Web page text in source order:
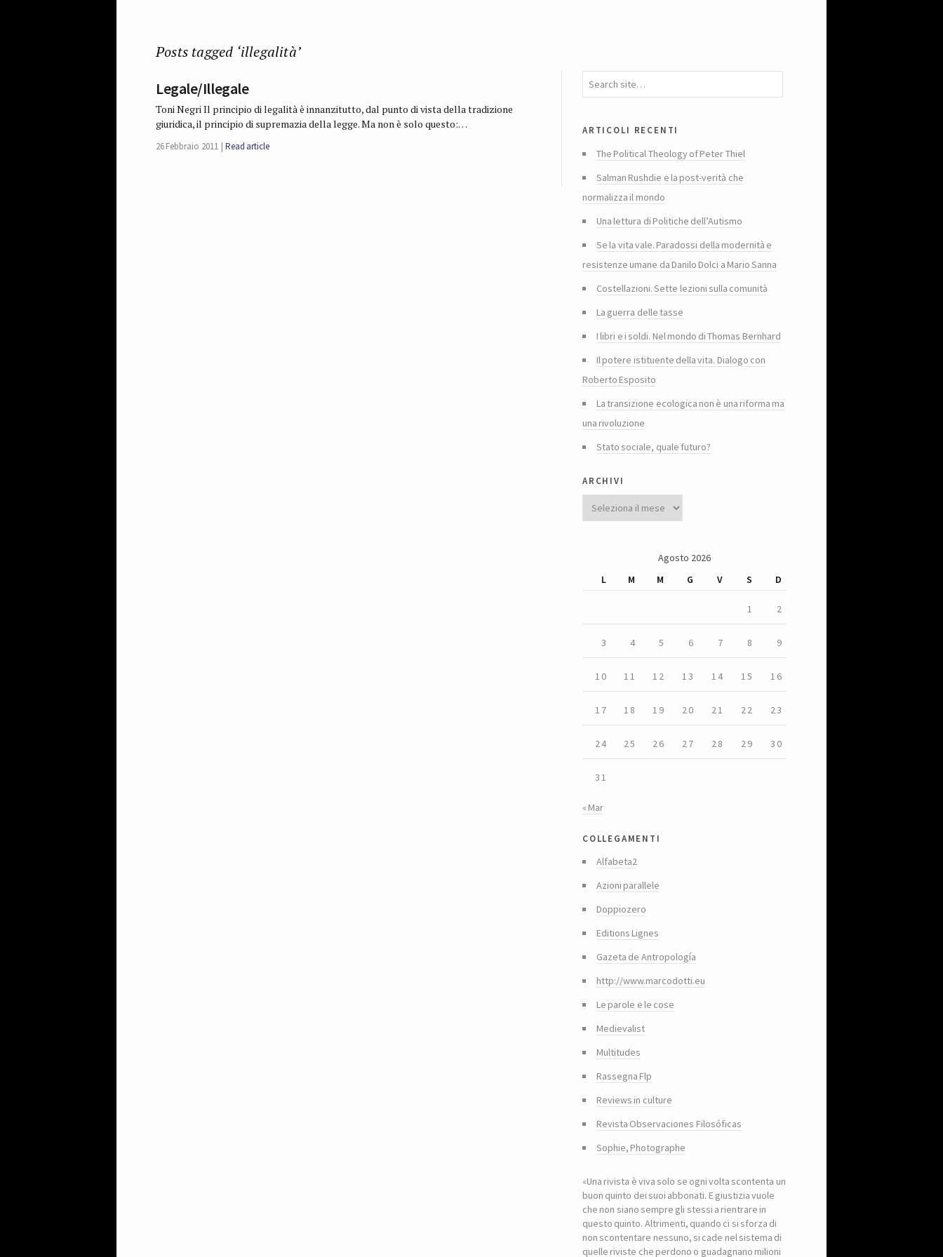
Posts tagged ‘illegalità’
Legale/Illegale
Toni Negri Il principio di legalità è innanzitutto, dal punto di vista della tradizione
giuridica, il principio di supre­mazia della legge. Ma non è solo questo:…
26 Febbraio 2011 Read article
articoli recenti
The Political Theology of Peter Thiel
Salman Rushdie e la post-verità che
normalizza il mondo
Una lettura di Politiche dell’Autismo
Se la vita vale. Paradossi della modernità e
resistenze umane da Danilo Dolci a Mario Sanna
Costellazioni. Sette lezioni sulla comunità
La guerra delle tasse
I libri e i soldi. Nel mondo di Thomas Bernhard
Il potere istituente della vita. Dialogo con
Roberto Esposito
La transizione ecologica non è una riforma ma
una rivoluzione
Stato sociale, quale futuro?
archivi
Agosto 2026
L
M M G V S D
1 2
3 4 5 6 7 8 9
10 11 12 13 14 15 16
17 18 19 20 21 22 23
24 25 26 27 28 29 30
31
« Mar
collegamenti
Alfabeta2
Azioni parallele
Doppiozero
Editions Lignes
Gazeta de Antropología
http://www.marcodotti.eu
Le parole e le cose
Medievalist
Multitudes
Rassegna Flp
Reviews in culture
Revista Observaciones Filosóficas
Sophie, Photographe
«Una rivista è viva solo se ogni volta scontenta un
buon quinto dei suoi abbonati. E giustizia vuole
che non siano sempre gli stessi a rientrare in
questo quinto. Altrimenti, quando ci si sforza di
non scontentare nessuno, si cade nel sistema di
quelle riviste che perdono o guadagnano milioni